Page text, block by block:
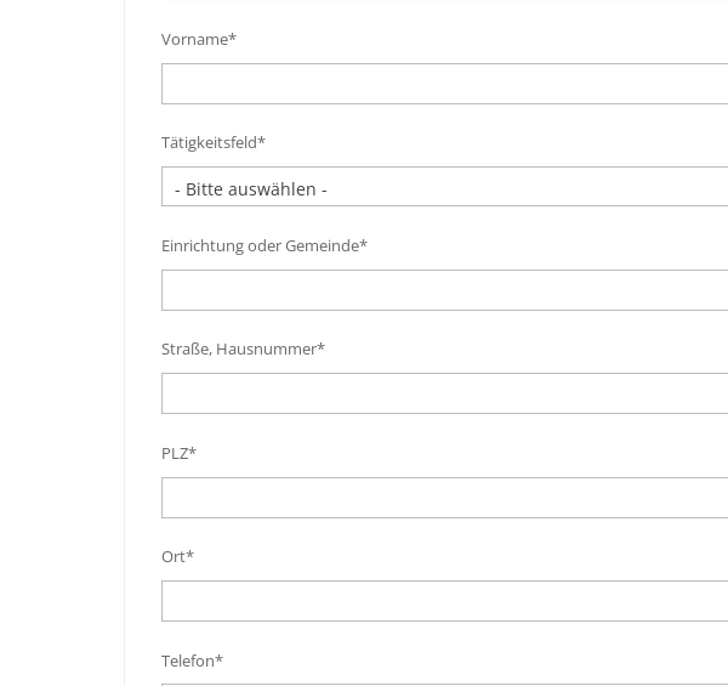
Vorname*
Tätigkeitsfeld*
Einrichtung oder Gemeinde*
Straße, Hausnummer*
PLZ*
Ort*
Telefon*